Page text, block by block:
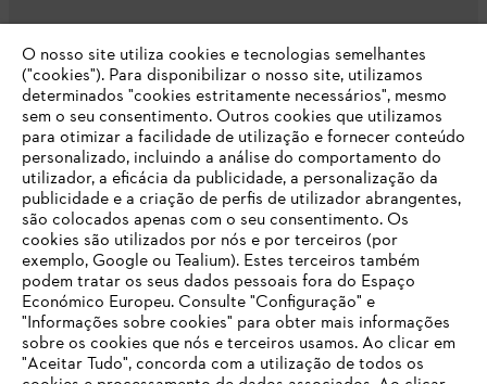
Opções de pagamento
Empresa
FAQs Loja Online
O SEU NAVEGADOR NÃO SUPORTA
ESTE WEBSITE
O nosso site utiliza cookies e tecnologias semelhantes
("cookies"). Para disponibilizar o nosso site, utilizamos
determinados "cookies estritamente necessários", mesmo
sem o seu consentimento. Outros cookies que utilizamos
para otimizar a facilidade de utilização e fornecer conteúdo
personalizado, incluindo a análise do comportamento do
utilizador, a eficácia da publicidade, a personalização da
publicidade e a criação de perfis de utilizador abrangentes,
são colocados apenas com o seu consentimento. Os
cookies são utilizados por nós e por terceiros (por
exemplo, Google ou Tealium). Estes terceiros também
podem tratar os seus dados pessoais fora do Espaço
Económico Europeu. Consulte "Configuração" e
"Informações sobre cookies" para obter mais informações
sobre os cookies que nós e terceiros usamos. Ao clicar em
"Aceitar Tudo", concorda com a utilização de todos os